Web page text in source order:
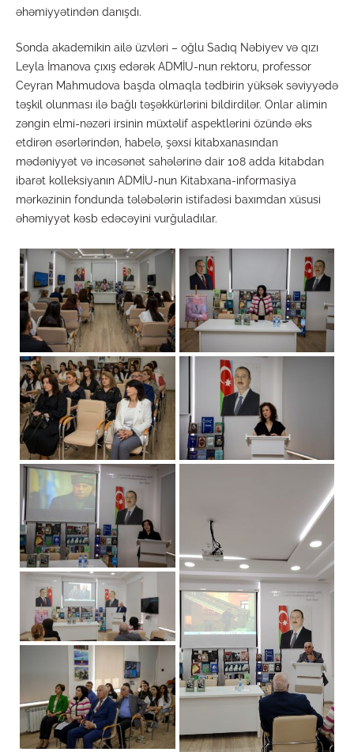
əhəmiyyətindən danışdı.
Sonda akademikin ailə üzvləri – oğlu Sadıq Nəbiyev və qızı
Leyla İmanova çıxış edərək ADMİU-nun rektoru, professor
Ceyran Mahmudova başda olmaqla tədbirin yüksək səviyyədə
təşkil olunması ilə bağlı təşəkkürlərini bildirdilər. Onlar alimin
zəngin elmi-nəzəri irsinin müxtəlif aspektlərini özündə əks
etdirən əsərlərindən, habelə, şəxsi kitabxanasından
mədəniyyət və incəsənət sahələrinə dair 108 adda kitabdan
ibarət kolleksiyanın ADMİU-nun Kitabxana-informasiya
mərkəzinin fondunda tələbələrin istifadəsi baxımdan xüsusi
əhəmiyyət kəsb edəcəyini vurğuladılar.